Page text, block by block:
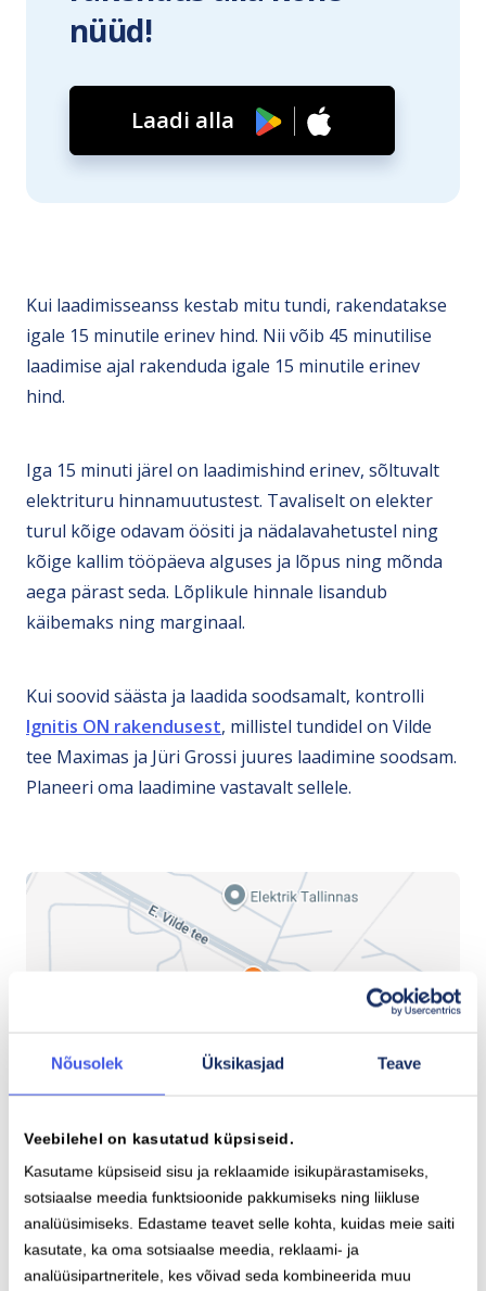
Nõusolek Üksikasjad Teave
Veebilehel on kasutatud küpsiseid.
Kasutame küpsiseid sisu ja reklaamide isikupärastamiseks,
sotsiaalse meedia funktsioonide pakkumiseks ning liikluse
analüüsimiseks. Edastame teavet selle kohta, kuidas meie saiti
kasutate, ka oma sotsiaalse meedia, reklaami- ja
analüüsipartneritele, kes võivad seda kombineerida muu
nüüd!
Laadi alla
Kui laadimisseanss kestab mitu tundi, rakendatakse
igale 15 minutile erinev hind. Nii võib 45 minutilise
laadimise ajal rakenduda igale 15 minutile erinev
hind.
Iga 15 minuti järel on laadimishind erinev, sõltuvalt
elektrituru hinnamuutustest. Tavaliselt on elekter
turul kõige odavam öösiti ja nädalavahetustel ning
kõige kallim tööpäeva alguses ja lõpus ning mõnda
aega pärast seda. Lõplikule hinnale lisandub
käibemaks ning marginaal.
Kui soovid säästa ja laadida soodsamalt, kontrolli
Ignitis ON rakendusest, millistel tundidel on Vilde
tee Maximas ja Jüri Grossi juures laadimine soodsam.
Planeeri oma laadimine vastavalt sellele.
Maxima XX, Vilde
E. Vilde tee 75/77, 12912 Tallinn, Estonia
2x CCS 60 kW